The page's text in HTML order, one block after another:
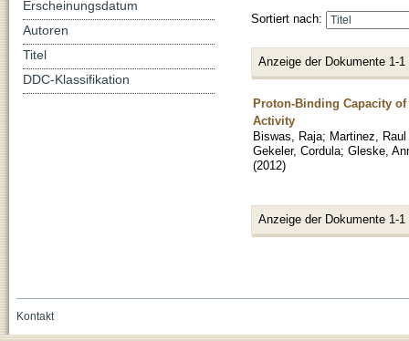
Sortiert nach:
Anzeige der Dokumente 1-1
Proton-Binding Capacity
Activity
Biswas, Raja; Martinez,
Gekeler, Cordula; Gleske,
(2012)
Anzeige der Dokumente 1-1
Erscheinungsdatum
Autoren
Titel
DDC-Klassifikation
Kontakt